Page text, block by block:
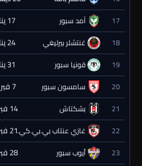
17 آمد سبور 17 يناير 2027 - 19:00
18 غنتشلر بيرليغي 24 يناير 2027 - 19:00
19 قونيا سبور 31 يناير 2027 - 19:00
20 سامسون سبور 7 فبراير 2027 - 19:00
21 بشكتاش 14 فبراير 2027 - 19:00
22 غازي عنتاب بي.بي.كي.21 فبراير 2027 - 19:00
23 أيوب سبور 28 فبراير 2027 - 19:00